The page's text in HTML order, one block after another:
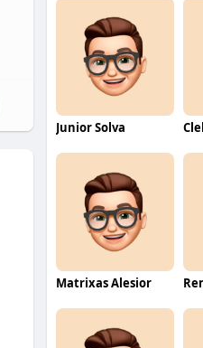
Junior Solva
Matrixas Alesior